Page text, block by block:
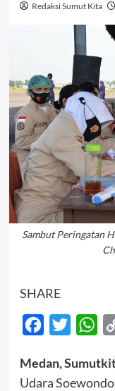
Redaksi Sumut Kita
Sambut Peringatan
SHARE
Facebook
Twitter
Medan,
Udara